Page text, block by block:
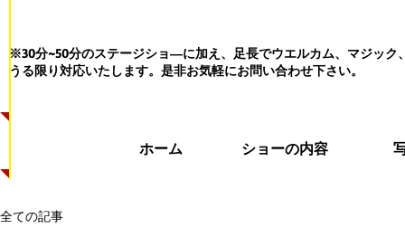
※30分~50分のステージショ―に加え、足長でウエルカム、マジック
うる限り対応いたします。 是非お気軽にお問い合わせ下さい。
ホーム ショーの内容
全ての記事